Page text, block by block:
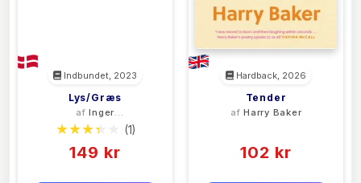
Indbundet, 2023
Lys/Græs
afInger
Christensen(1)
149 kr
Hardback, 2026
Tender
af Harry Baker
102 kr